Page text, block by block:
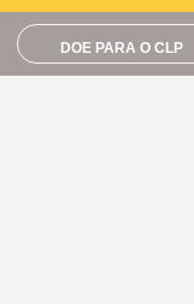
DOE PARA O CLP